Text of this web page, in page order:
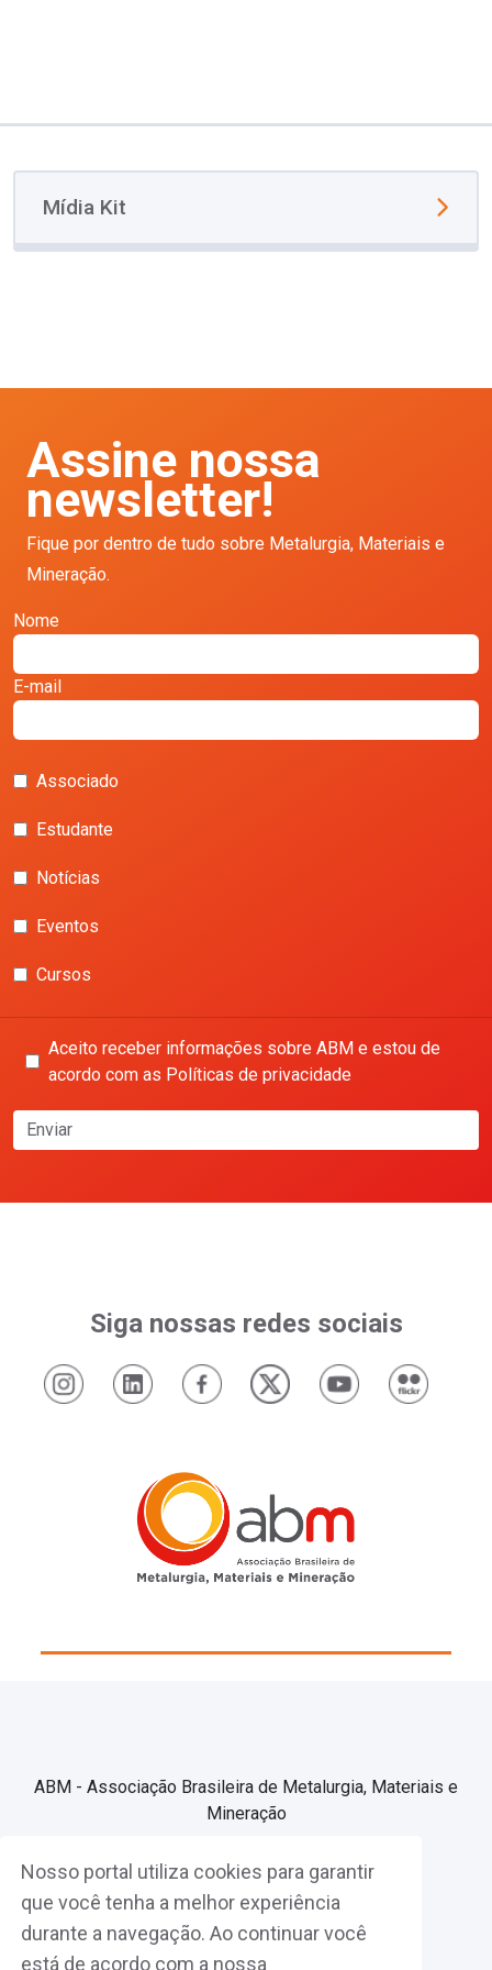
Nosso portal utiliza cookies para garantir
que você tenha a melhor experiência
durante a navegação. Ao continuar você
está de acordo com a nossa
Mídia Kit
Assine nossa
newsletter!
Fique por dentro de tudo sobre Metalurgia, Materiais e
Mineração.
Nome
E-mail
Associado
Estudante
Notícias
Eventos
Cursos
Aceito receber informações sobre ABM e estou de
acordo com as Políticas de privacidade
Enviar
Siga nossas redes sociais
ABM - Associação Brasileira de Metalurgia, Materiais e
Mineração
Associe-se
Fazer Login